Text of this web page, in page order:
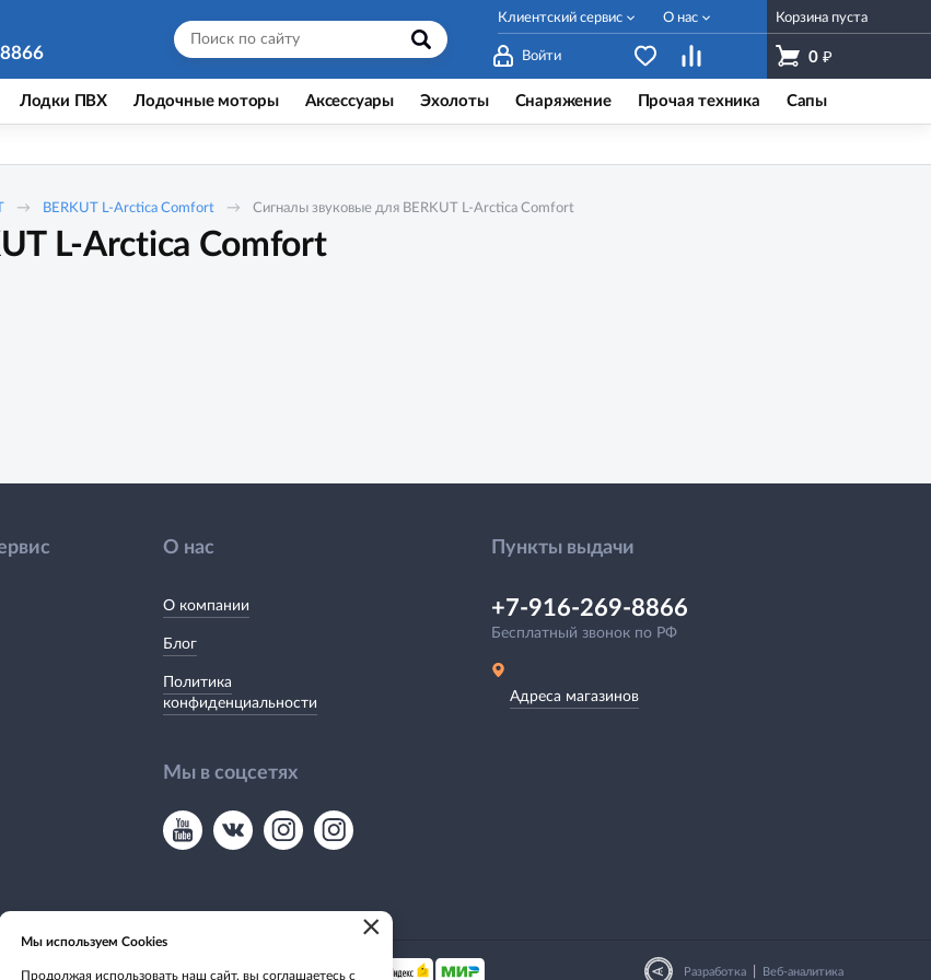
Войти
Корзина пуста
0 ₽
Клиентский сервис О нас
Лодки ПВХ Лодочные моторы Аксессуары Эхолоты Снаряжение Прочая техника Сапы
BERKUT L-Arctica Comfort Сигналы звуковые для BERKUT L-Arctica Comfort
L-Arctica Comfort
О нас
О компании
Блог
Политика
конфиденциальности
Мы в соцсетях
Пункты выдачи
+7-916-269-8866
Бесплатный звонок по РФ
Адреса магазинов
Мы принимаем: Разработка Веб-аналитика
×
Мы используем Cookies
Продолжая использовать наш сайт, вы соглашаетесь с